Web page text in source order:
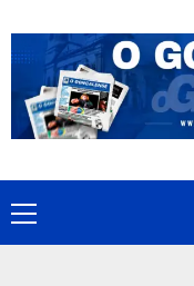
to
content
Primary
Menu